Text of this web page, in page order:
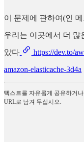
이 문제에 관하여(인 메
우리는 이곳에서 더 많
았다 https://dev.to/
amazon-elasticache-3d4a
텍스트를 자유롭게 공유하거
URL로 남겨 두십시오.